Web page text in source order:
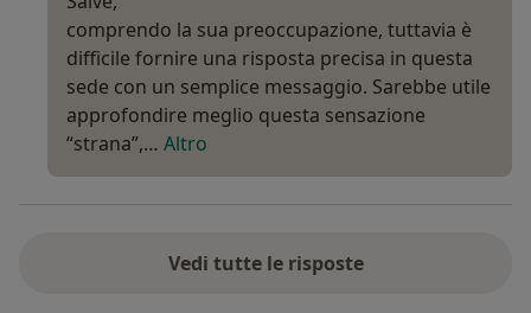
comprendo la sua preoccupazione, tuttavia è
difficile fornire una risposta precisa in questa
sede con un semplice messaggio. Sarebbe utile
approfondire meglio questa sensazione
“strana”,… Altro
Vedi tutte le risposte